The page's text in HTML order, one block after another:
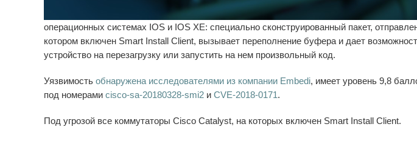
операционных системах IOS и IOS XE: специально сконструированный пакет,
котором включен Smart Install Client, вызывает переполнение буфера и дает
устройство на перезагрузку или запустить на нем произвольный код.
Уязвимость обнаружена исследователями из компании Embedi, имеет уровень 9,8
под номерами cisco-sa-20180328-smi2 и CVE-2018-0171.
Под угрозой все коммутаторы Cisco Catalyst, на которых включен Smart Install Client.